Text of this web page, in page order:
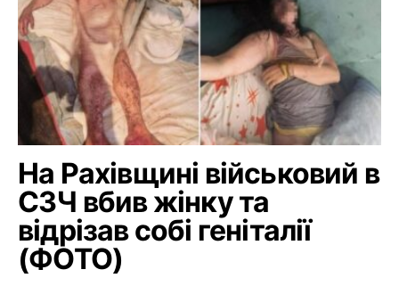
На Рахівщині військовий в
СЗЧ вбив жінку та
відрізав собі геніталії
(ФОТО)